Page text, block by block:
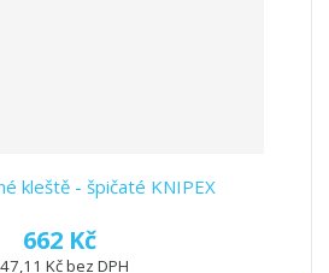
kleště - špičaté KNIPEX
662 Kč
Kč bez DPH